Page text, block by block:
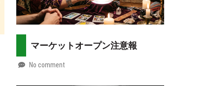
マーケットオープン注意報
by
No comment